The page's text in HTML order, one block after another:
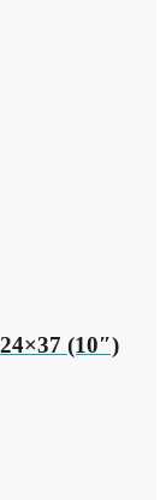
(10″)